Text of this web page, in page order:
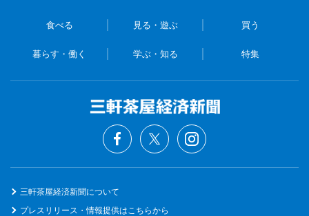
食べる 見る・遊ぶ 買う
暮らす・働く 学ぶ・知る 特集
三軒茶屋経済新聞について
プレスリリース・情報提供はこちらから